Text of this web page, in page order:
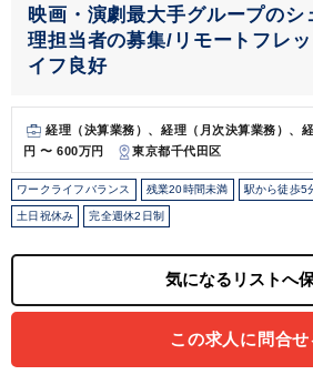
映画・演劇最大手グループのシ
理担当者の募集/リモートフレ
イフ良好
経理（決算業務）、経理（月次決算業務）、
円 〜 600万円
東京都千代田区
ワークライフバランス 残業20時間未満 駅から徒歩5
土日祝休み 完全週休2日制
この求人に問合せ